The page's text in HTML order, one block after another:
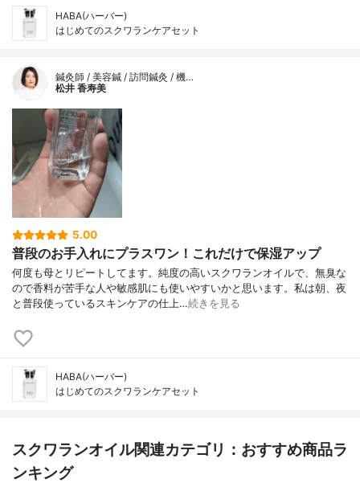
HABA(ハーバー)
はじめてのスクワランケアセット
鍼灸師 / 美容鍼 / 訪問鍼灸 / 機…
松井 香寿美
5.00
普段のお手入れにプラスワン！これだけで保湿アップ
何度も母とリピートしてます。純度の高いスクワランオイルで、無臭な
ので香料が苦手な人や敏感肌にも使いやすいかと思います。私は朝、夜
と普段使っているスキンケアの仕上…続きを見る
HABA(ハーバー)
はじめてのスクワランケアセット
スクワランオイル関連カテゴリ：おすすめ商品ラ
ンキング